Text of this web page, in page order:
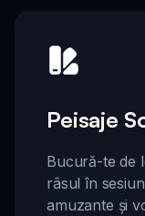
Peisaje
Bucură-te de
râsul în
amuzante și